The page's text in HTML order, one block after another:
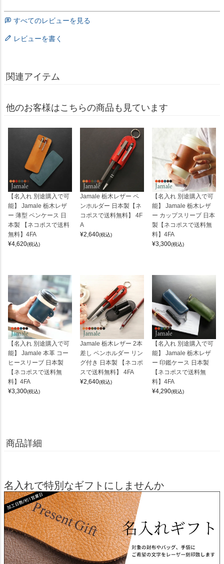
すべてのレビューを見る
レビューを書く
関連アイテム
他のお客様はこちらの商品も見ています
【名入れ 別途購入で可
能】 Jamale 栃木レザ
ー 薄型 ペンケース 日
本製 【ネコポスで送料
無料】4FA
¥4,620(税込)
Jamale 栃木レザー ペ
ンホルダー 日本製【ネ
コポスで送料無料】 4F
A
¥2,640(税込)
【名入れ 別途購入で可
能】 Jamale 栃木レザ
ー カップスリーブ 日本
製【ネコポスで送料無
料】4FA
¥3,300(税込)
【名入れ 別途購入で可
能】 Jamale 本革 コー
ヒースリーブ 日本製
【ネコポスで送料無
料】4FA
¥3,300(税込)
Jamale 栃木レザー 2本
差し ペンホルダー リン
グ付き 日本製 【ネコポ
スで送料無料】 4FA
¥2,640(税込)
【名入れ 別途購入で可
能】 Jamale 栃木レザ
ー 印鑑ケース 日本製
【ネコポスで送料無
料】4FA
¥4,290(税込)
商品詳細
名入れで特別なギフトにしませんか